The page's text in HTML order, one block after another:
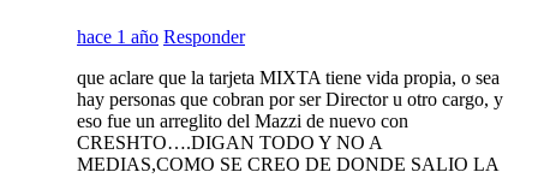
hace 1 año Responder
que aclare que la tarjeta MIXTA tiene vida propia, o sea
hay personas que cobran por ser Director u otro cargo, y
eso fue un arreglito del Mazzi de nuevo con
CRESHTO….DIGAN TODO Y NO A
MEDIAS,COMO SE CREO DE DONDE SALIO LA